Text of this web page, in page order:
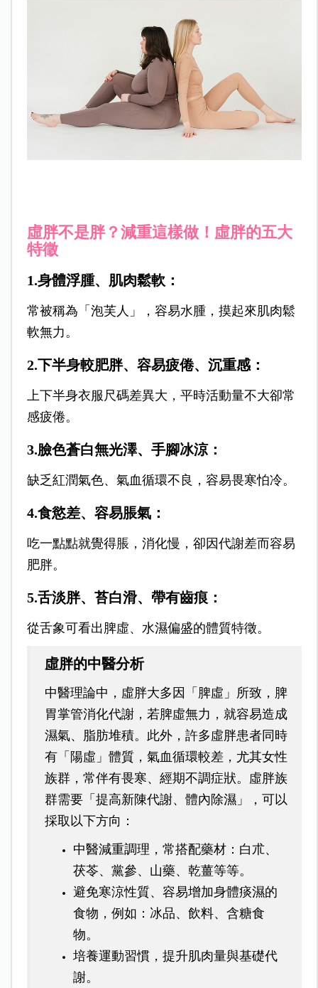
虛胖不是胖？減重這樣做！虛胖的五大
特徵
1.身體浮腫、肌肉鬆軟：
常被稱為「泡芙人」，容易水腫，摸起來肌肉鬆
軟無力。
2.下半身較肥胖、容易疲倦、沉重感：
上下半身衣服尺碼差異大，平時活動量不大卻常
感疲倦。
3.臉色蒼白無光澤、手腳冰涼：
缺乏紅潤氣色、氣血循環不良，容易畏寒怕冷。
4.食慾差、容易脹氣：
吃一點點就覺得脹，消化慢，卻因代謝差而容易
肥胖。
5.舌淡胖、苔白滑、帶有齒痕：
從舌象可看出脾虛、水濕偏盛的體質特徵。
虛胖的中醫分析
中醫理論中，虛胖大多因「脾虛」所致，脾
胃掌管消化代謝，若脾虛無力，就容易造成
濕氣、脂肪堆積。此外，許多虛胖患者同時
有「陽虛」體質，氣血循環較差，尤其女性
族群，常伴有畏寒、經期不調症狀。虛胖族
群需要「提高新陳代謝、體內除濕」，可以
採取以下方向：
中醫減重調理，常搭配藥材：白朮、
茯苓、黨參、山藥、乾薑等等。
避免寒涼性質、容易增加身體痰濕的
食物，例如：冰品、飲料、含糖食
物。
培養運動習慣，提升肌肉量與基礎代
謝。